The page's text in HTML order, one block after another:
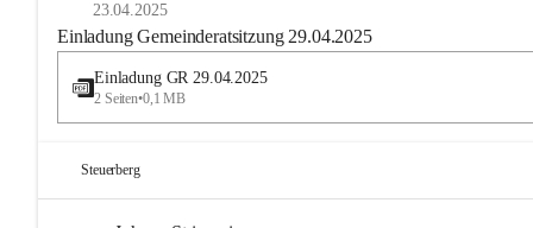
23.04.2025
Einladung Gemeinderatsitzung 29.04.2025
Einladung GR 29.04.2025
2 Seiten•0,1 MB
Steuerberg